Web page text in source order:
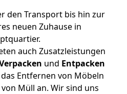
den Transport bis hin zur
neuen Zuhause in
auch Zusatzleistungen
und Entpacken
das Entfernen von Möbeln
Müll an. Wir sind uns